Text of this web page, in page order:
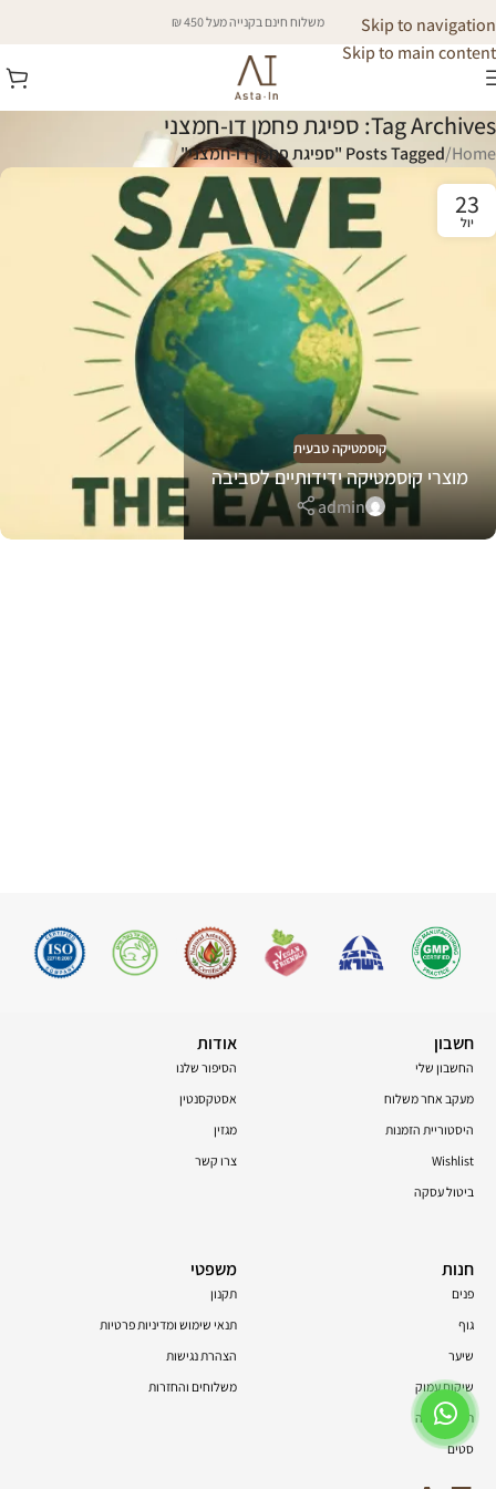
Skip to navigation
Skip to main content
משלוח חינם בקנייה מעל 450 ₪
Tag Archives: ספיגת פחמן דו-חמצני
Home
/Posts Tagged "ספיגת פחמן דו-חמצני"
23
יול
קוסמטיקה טבעית
מוצרי קוסמטיקה ידידותיים לסביבה
admin
חשבון
החשבון שלי
מעקב אחר משלוח
היסטוריית הזמנות
Wishlist
ביטול עסקה
אודות
הסיפור שלנו
אסטקסנטין
מגזין
צרו קשר
חנות
פנים
גוף
שיער
שיקום עמוק
תוספי תזונה
סטים
משפטי
תקנון
תנאי שימוש ומדיניות פרטיות
הצהרת נגישות
משלוחים והחזרות